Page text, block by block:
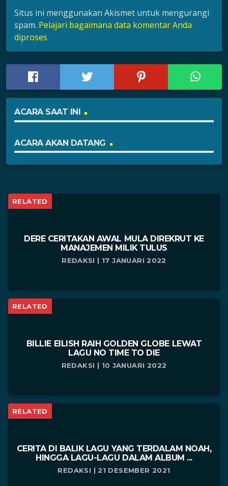
Situs ini menggunakan Akismet untuk mengurangi
spam. Pelajari bagaimana data komentar Anda
diproses
ACARA SAAT INI
ACARA AKAN DATANG
RELATED
DERE CERITAKAN AWAL MULA DIREKRUT KE
MANAJEMEN MILIK TULUS
REDAKSI | 17 JANUARI 2022
RELATED
BILLIE EILISH RAIH GOLDEN GLOBE LEWAT
LAGU NO TIME TO DIE
REDAKSI | 10 JANUARI 2022
RELATED
CERITA DI BALIK LAGU YANG TERDALAM NOAH,
HINGGA LAGU-LAGU DALAM ALBUM ...
REDAKSI | 21 DESEMBER 2021